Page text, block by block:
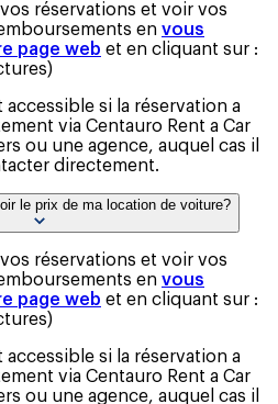
réservations et voir vos
en vous
page web et en cliquant sur :
accessible si la réservation a
via Centauro Rent a Car
ou une agence, auquel cas il
directement.
le prix de ma location de voiture?
réservations et voir vos
en vous
page web et en cliquant sur :
accessible si la réservation a
via Centauro Rent a Car
ou une agence, auquel cas il